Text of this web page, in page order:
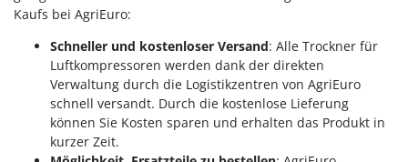
Kaufs bei AgriEuro:
Schneller und kostenloser Versand: Alle Trockner für
Luftkompressoren werden dank der direkten
Verwaltung durch die Logistikzentren von AgriEuro
schnell versandt. Durch die kostenlose Lieferung
können Sie Kosten sparen und erhalten das Produkt in
kurzer Zeit.